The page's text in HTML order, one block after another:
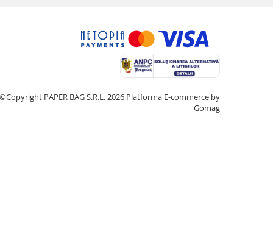
©Copyright PAPER BAG S.R.L. 2026 Platforma E-commerce by
Gomag